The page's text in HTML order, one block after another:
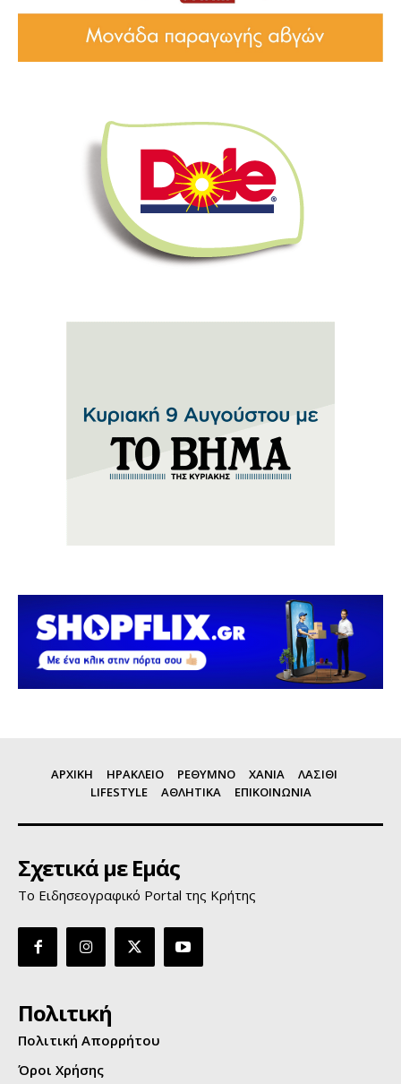
ΑΡΧΙΚΗ ΗΡΑΚΛΕΙΟ ΡΕΘΥΜΝΟ ΧΑΝΙΑ
ΛΑΣΙΘΙ
LIFESTYLE
ΑΘΛΗΤΙΚΑ ΕΠΙΚΟΙΝΩΝΙΑ
Σχετικά με Εμάς
Το Ειδησεογραφικό Portal της Κρήτης
Πολιτική
Πολιτική Απορρήτου
Όροι Χρήσης